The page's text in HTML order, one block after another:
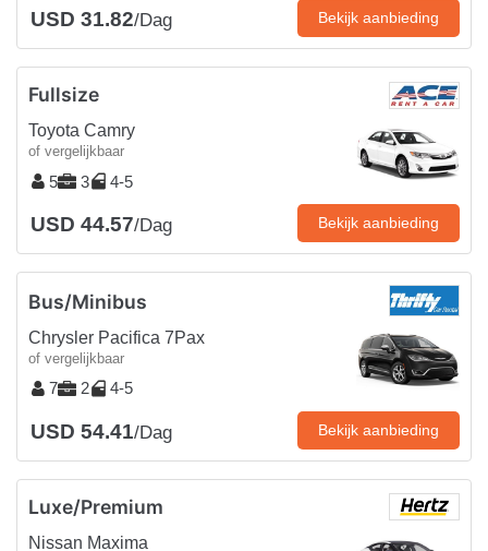
USD 31.82/Dag Bekijk aanbieding
Fullsize
Toyota Camry
of vergelijkbaar
5 3 4-5
USD 44.57/Dag Bekijk aanbieding
Bus/Minibus
Chrysler Pacifica 7Pax
of vergelijkbaar
7 2 4-5
USD 54.41/Dag Bekijk aanbieding
Luxe/Premium
Nissan Maxima